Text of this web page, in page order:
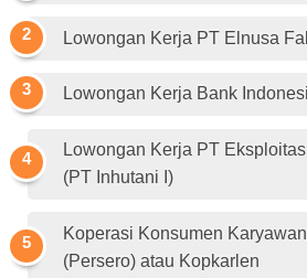
Lowongan Kerja PT Elnusa
Lowongan Kerja Bank
Lowongan Kerja PT
(PT Inhutani I)
Koperasi Konsumen
(Persero) atau Kopkarlen